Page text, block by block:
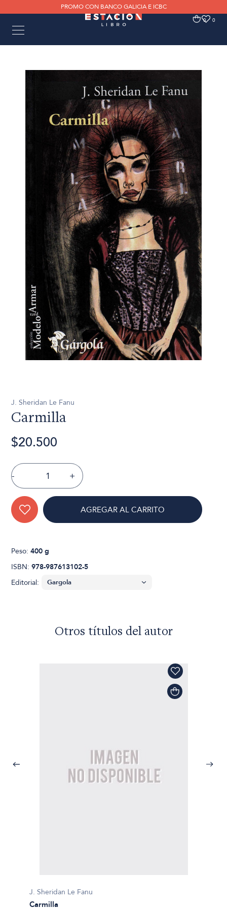
PROMO CON BANCO GALICIA E ICBC
0 0
J. Sheridan Le Fanu
Carmilla
$20.500
- +
AGREGAR AL CARRITO
Peso:400 g
ISBN:978-987613102-5
Editorial:
Otros títulos del autor
J. Sheridan Le Fanu
Carmilla